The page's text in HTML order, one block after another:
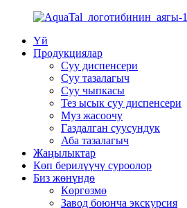
Үй
Продукциялар
Суу диспенсери
Суу тазалагыч
Суу чыпкасы
Тез ысык суу диспенсери
Муз жасоочу
Газдалган суусундук
Аба тазалагыч
Жаңылыктар
Көп берилүүчү суроолор
Биз жөнүндө
Көргөзмө
Завод боюнча экскурсия